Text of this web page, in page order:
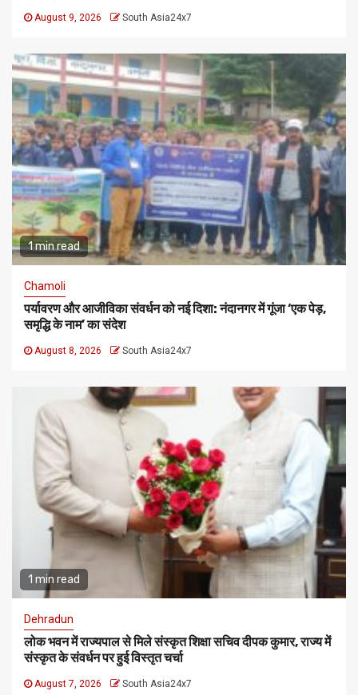
August 9, 2026 South Asia24x7
1 min read
Chamoli
पर्यावरण और आजीविका संवर्धन को नई दिशा: नंदानगर में गूंजा ‘एक पेड़,
समृद्धि के नाम’ का संदेश
August 8, 2026 South Asia24x7
1 min read
Dehradun
लोक भवन में राज्यपाल से मिले संस्कृत शिक्षा सचिव दीपक कुमार, राज्य में
संस्कृत के संवर्धन पर हुई विस्तृत चर्चा
August 7, 2026 South Asia24x7